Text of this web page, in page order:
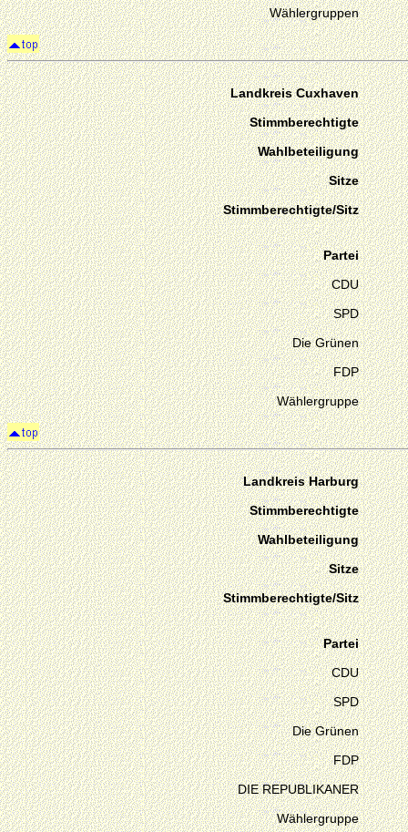
Wählergruppen
Landkreis Cuxhaven
Stimmberechtigte
Wahlbeteiligung
Sitze
Stimmberechtigte/Sitz
Partei
CDU
SPD
Die Grünen
FDP
Wählergruppe
Landkreis Harburg
Stimmberechtigte
Wahlbeteiligung
Sitze
Stimmberechtigte/Sitz
Partei
CDU
SPD
Die Grünen
FDP
DIE REPUBLIKANER
Wählergruppe